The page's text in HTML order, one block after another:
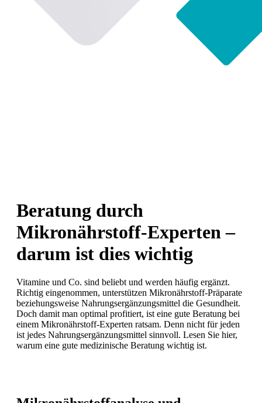
Beratung durch
Mikronährstoff-Experten –
darum ist dies wichtig
Vitamine und Co. sind beliebt und werden häufig ergänzt.
Richtig eingenommen, unterstützen Mikronährstoff-Präparate
beziehungsweise Nahrungsergänzungsmittel die Gesundheit.
Doch damit man optimal profitiert, ist eine gute Beratung bei
einem Mikronährstoff-Experten ratsam. Denn nicht für jeden
ist jedes Nahrungsergänzungsmittel sinnvoll. Lesen Sie hier,
warum eine gute medizinische Beratung wichtig ist.